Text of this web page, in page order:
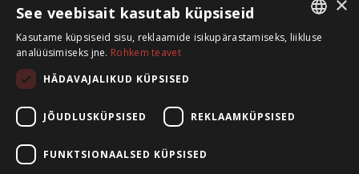
LIITUN UUDISKIRJAGA
Koolitusruum ja kontor: Telliskivi 60/A3, 10412 Tallinn
+372 5388 4854
info@speaksmart.ee
See veebisait kasutab küpsiseid
Kasutame küpsiseid sisu, reklaamide isikupärastamiseks, liikluse
analüüsimiseks jne. Rohkem teavet
HÄDAVAJALIKUD KÜPSISED
JÕUDLUSKÜPSISED REKLAAMKÜPSISED
FUNKTSIONAALSED KÜPSISED